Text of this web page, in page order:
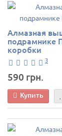
Алмазная
подрамнике
коробки
3
590 грн.
Купить